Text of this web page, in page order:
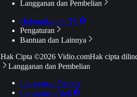
Langganan dan Pembelian
Hubungkan ke TV
Pengaturan
Bantuan dan Lainnya
Hak Cipta ©2026 Vidio.comHak cipta
Langganan dan Pembelian
Langganan Premier
Langganan Aktif